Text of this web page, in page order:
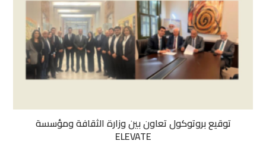
توقيع بروتوكول تعاون بين وزارة الثقافة ومؤسسة
ELEVATE